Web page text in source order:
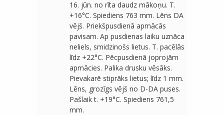
16. jūn. no rīta daudz mākoņu. T.
+16°C. Spiediens 763 mm. Lēns DA
vējš. Priekšpusdienā apmācās
pavisam. Ap pusdienas laiku uznāca
neliels, smidzinošs lietus. T. pacēlās
līdz +22°C. Pēcpusdienā joprojām
apmācies. Palika drusku vēsāks.
Pievakarē stiprāks lietus; līdz 1 mm.
Lēns, grozīgs vējš no D-DA puses.
Pašlaik t. +19°C. Spiediens 761,5
mm.